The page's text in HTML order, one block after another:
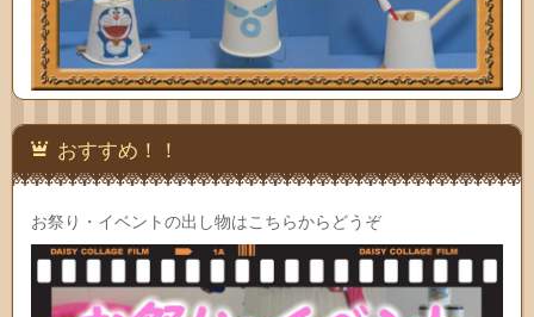
おすすめ！！
お祭り・イベントの出し物はこちらからどうぞ